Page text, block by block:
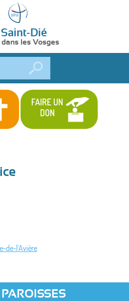
Saint-Dié
les Vosges
FAIRE UN
DON
de-l’Avière